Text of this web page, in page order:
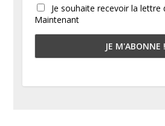
Je souhaite recevoir la lettre
Maintenant